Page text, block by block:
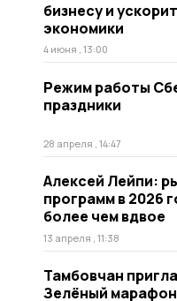
бизнесу и
экономики
4 июня , 13:00
Режим работы
праздники
28 апреля , 14:47
Алексей Лейпи:
программ в 2026
более чем вдвое
13 апреля , 11:38
Тамбовчан
Зелёный марафон